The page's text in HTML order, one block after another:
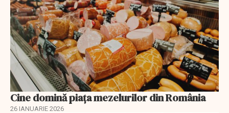
Cine domină piața mezelurilor din România
26 IANUARIE 2026